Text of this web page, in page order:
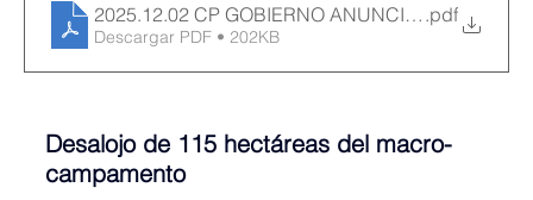
2025.12.02 CP GOBIERNO ANUNCIA PLAN
.pdf
Descargar PDF • 202KB
Desalojo de 115 hectáreas del macro-
campamento